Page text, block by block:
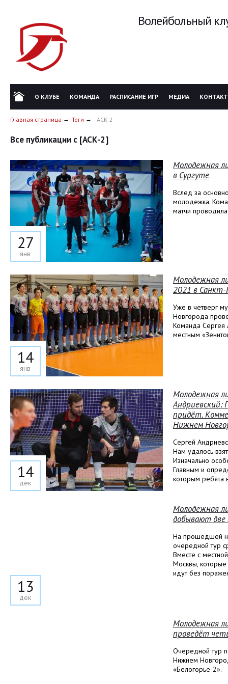
Волейбольный
О КЛУБЕ КОМАНДА РАСПИСАНИЕ ИГР МЕДИА
Главная страница Теги АСК-2
Все публикации с [АСК-2]
27
янв
Молодежная
в Сургуте
Вслед за
молодежка.
матчи
14
янв
Молодежная
2021 в
Уже в четверг
Новгорода
Команда Сергея
местным
14
дек
Молодежная
Андриевский:
придёт.
Нижнем
Сергей
Нам удалось
Изначально
Главным и
которым ребята
13
дек
Молодежная
добывают две
На прошедшей
очередной тур
Вместе с
Москвы, которые
идут без
Молодежная
проведёт
Очередной тур
Нижнем
«Белогорье-2».